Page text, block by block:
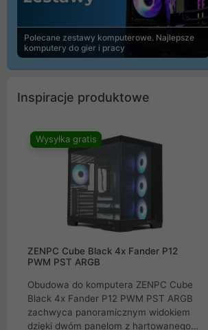
Polecane zestawy komputerowe. Najlepsze
komputery do gier i pracy
Inspiracje produktowe
Wysyłka gratis
ZENPC Cube Black 4x Fander P12
PWM PST ARGB
Obudowa do komputera ZENPC Cube
Black 4x Fander P12 PWM PST ARGB
zachwyca panoramicznym widokiem
dzięki dwóm panelom z hartowanego